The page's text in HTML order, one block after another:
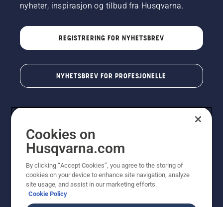
nyheter, inspirasjon og tilbud fra Husqvarna.
REGISTRERING FOR NYHETSBREV
NYHETSBREV FOR PROFESJONELLE
© Husqvarna AB (utgiver). Med enerett. Angitte priser
er veiledende priser. Alle oppgitte priser er veiledende
Cookies on
Husqvarna.com
By clicking “Accept Cookies”, you agree to the storing of
cookies on your device to enhance site navigation, analyze
site usage, and assist in our marketing efforts.
Cookie Policy